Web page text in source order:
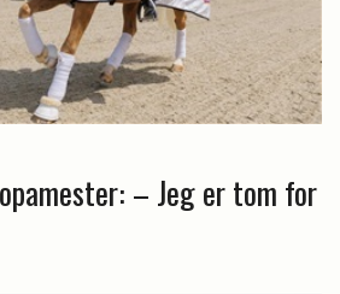
– Jeg er tom for